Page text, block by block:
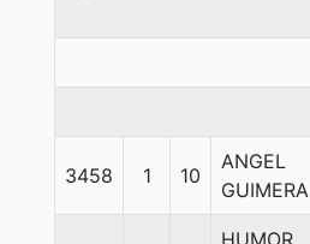
3458 1 10
ANGEL
GUIMERA
HUMOR